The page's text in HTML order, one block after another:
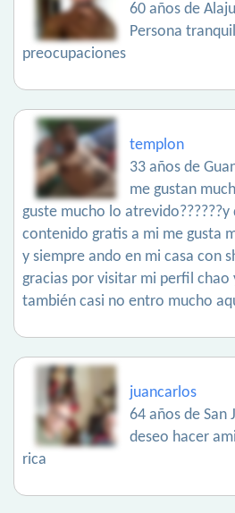
60 años de
Persona
preocupaciones
templon
33 años de
me gustan
guste mucho lo atrevido??????y
contenido gratis a mi me gusta
y siempre ando en mi casa con
gracias por visitar mi perfil chao
también casi no entro mucho
juancarlos
64 años de San
deseo hacer
rica